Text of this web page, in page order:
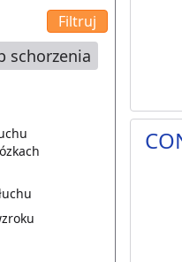
schorzenia